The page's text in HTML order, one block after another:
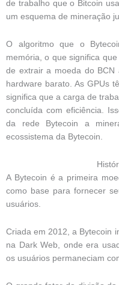
de trabalho que o Bitcoin
um esquema de mineração
O algoritmo que o
memória, o que significa
de extrair a moeda do BCN
hardware barato. As GPUs
significa que a carga de
concluída com eficiência.
da rede Bytecoin a
ecossistema da Bytecoin.
A Bytecoin é a primeira
como base para fornecer
usuários.
Criada em 2012, a Bytecoin
na Dark Web, onde era
os usuários permaneciam